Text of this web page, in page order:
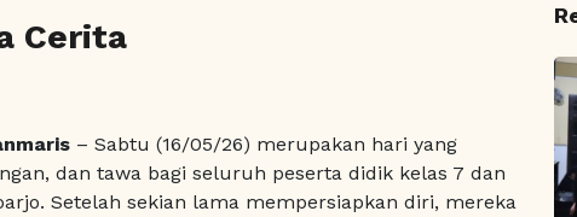
Cerita
– Sabtu (16/05/26) merupakan hari yang
dan tawa bagi seluruh peserta didik kelas 7 dan
Setelah sekian lama mempersiapkan diri, mereka